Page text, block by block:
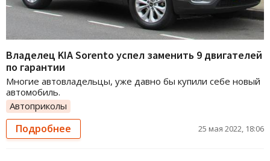
Владелец KIA Sorento успел заменить 9 двигателей
по гарантии
Многие автовладельцы, уже давно бы купили себе новый
автомобиль.
Автоприколы
Подробнее 25 мая 2022, 18:06